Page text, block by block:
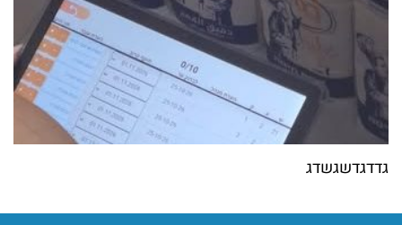
גדדגדשגשדג